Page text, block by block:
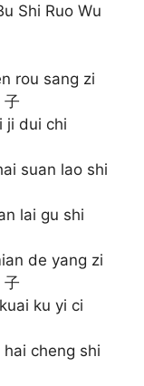
Shi Ruo Wu
rou sang zi
子
ji dui chi
suan lao shi
lai gu shi
de yang zi
子
ku yi ci
cheng shi